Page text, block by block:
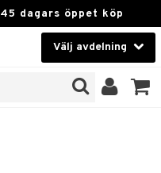
45 dagars öppet köp
Välj avdelning